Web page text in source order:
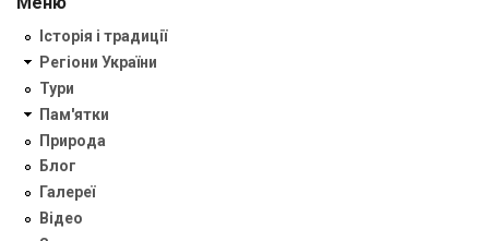
Історія і традиції
Регіони України
Тури
Пам'ятки
Природа
Блог
Галереї
Відео